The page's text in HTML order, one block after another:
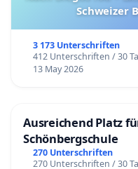
Schweizer
3 173 Unterschriften
412 Unterschriften / 30
13 May 2026
Ausreichend Platz
Schönbergschule
270 Unterschriften
270 Unterschriften / 30